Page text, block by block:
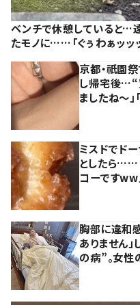
ベンチで休憩していると…
たモノに……「ぐぅわぁッッ
京都・祇園
し帰宅後…“
ましたね～」
ミスドでド
としたら……
コーですww
胸部に違和
ありません
の病”。女性